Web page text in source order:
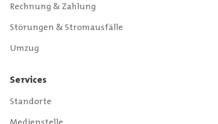
Rechnung & Zahlung
Störungen & Stromausfälle
Umzug
Services
Standorte